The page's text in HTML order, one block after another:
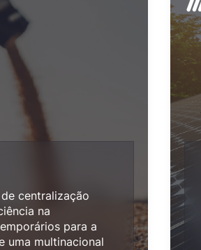
centralização
na
para a
uma multinacional